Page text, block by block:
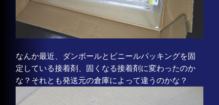
なんか最近、ダンボールとビニールパッキングを固
定している接着剤、固くなる接着剤に変わったのか
な？それとも発送元の倉庫によって違うのかな？